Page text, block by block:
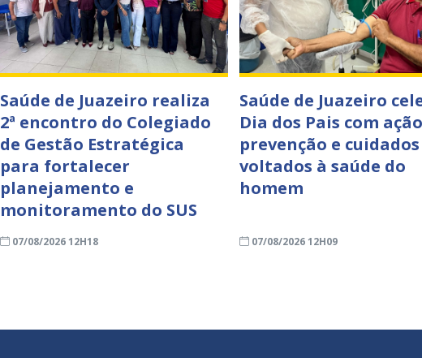
Saúde de Juazeiro realiza
2ª encontro do Colegiado
de Gestão Estratégica
para fortalecer
planejamento e
monitoramento do SUS
07/08/2026 12H18
Saúde de Juazeiro
Dia dos Pais com
prevenção e cuidados
voltados à saúde do
homem
07/08/2026 12H09